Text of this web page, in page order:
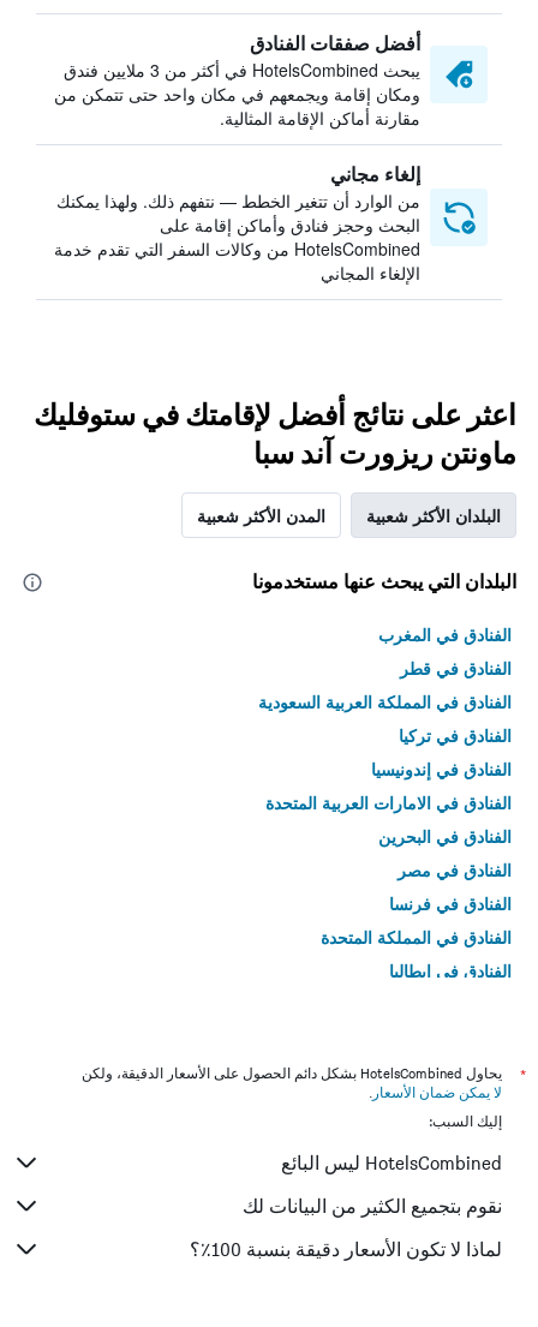
أفضل صفقات الفنادق
يبحث HotelsCombined في أكثر من 3 ملايين فندق
ومكان إقامة ويجمعهم في مكان واحد حتى تتمكن من
مقارنة أماكن الإقامة المثالية.
إلغاء مجاني
من الوارد أن تتغير الخطط — نتفهم ذلك. ولهذا يمكنك
البحث وحجز فنادق وأماكن إقامة على
HotelsCombined من وكالات السفر التي تقدم خدمة
الإلغاء المجاني
اعثر على نتائج أفضل لإقامتك في ستوفليك
ماونتن ريزورت آند سبا
البلدان الأكثر شعبية المدن الأكثر شعبية
البلدان التي يبحث عنها مستخدمونا
الفنادق في المغرب
الفنادق في قطر
الفنادق في المملكة العربية السعودية
الفنادق في تركيا
الفنادق في إندونيسيا
الفنادق في الامارات العربية المتحدة
الفنادق في البحرين
الفنادق في مصر
الفنادق في فرنسا
الفنادق في المملكة المتحدة
الفنادق في إيطاليا
*
يحاول HotelsCombined بشكل دائم الحصول على الأسعار الدقيقة، ولكن
لا يمكن ضمان الأسعار .
إليك السبب:
HotelsCombined ليس البائع
نقوم بتجميع الكثير من البيانات لك
لماذا لا تكون الأسعار دقيقة بنسبة 100٪؟